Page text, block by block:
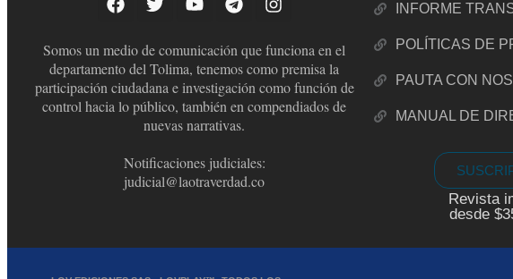
Somos un medio de comunicación que funciona en el
departamento del Tolima, tenemos como premisa la
participación ciudadana e investigación como función de
control hacia lo público, también en compendiados de
nuevas narrativas.
Notificaciones judiciales:
judicial@laotraverdad.co
INFORME
POLÍTICAS DE
PAUTA CON
MANUAL DE
Revista
desde